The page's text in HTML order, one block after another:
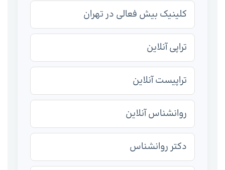
کلینیک بیش فعالی در تهران
تراپی آنلاین
تراپیست آنلاین
روانشناس آنلاین
دکتر روانشناس